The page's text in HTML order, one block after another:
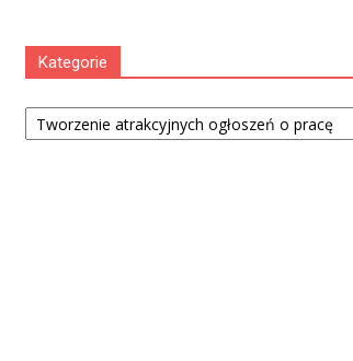
Kategorie
Kategorie